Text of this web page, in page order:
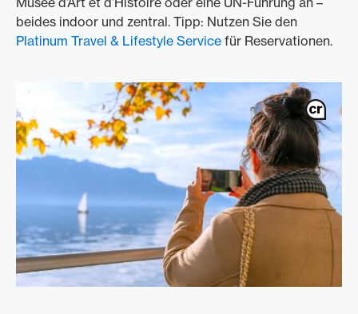
beides indoor und zentral. Tipp: Nutzen Sie den
Platinum Travel & Lifestyle Service für Reservationen.